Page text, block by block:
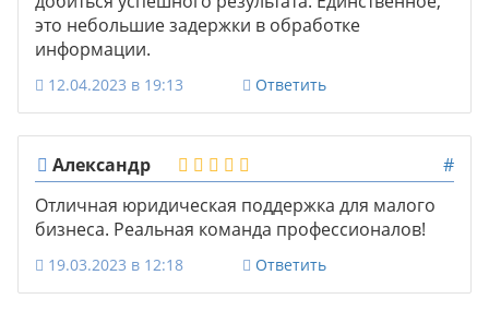
это небольшие задержки в обработке
информации.
12.04.2023 в 19:13 Ответить
Александр
#
Отличная юридическая поддержка для малого
бизнеса. Реальная команда профессионалов!
19.03.2023 в 12:18 Ответить